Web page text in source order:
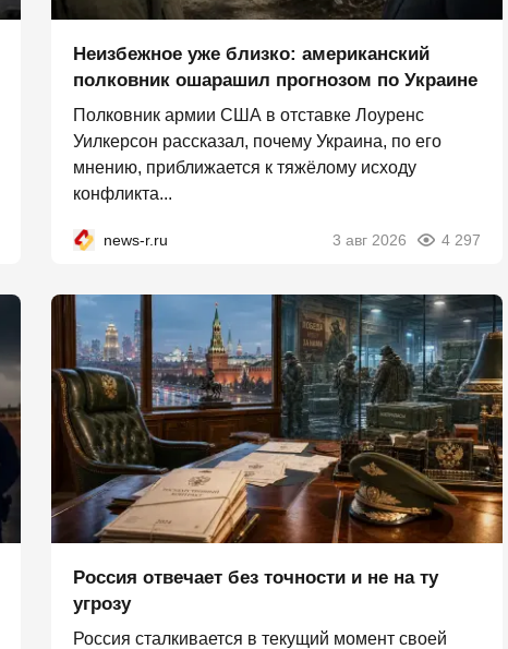
Неизбежное уже близко: американский
полковник ошарашил прогнозом по Украине
Полковник армии США в отставке Лоуренс
Уилкерсон рассказал, почему Украина, по его
мнению, приближается к тяжёлому исходу
конфликта...
news-r.ru 3 авг 2026 4 297
Россия отвечает без точности и не на ту
угрозу
Россия сталкивается в текущий момент своей